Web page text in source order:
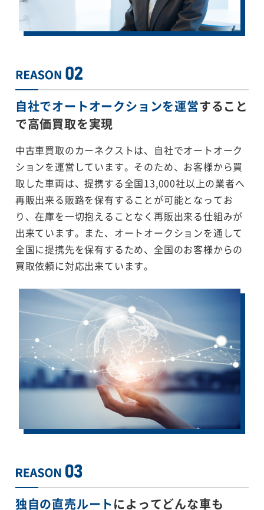
自社でオートオークションを運営すること
で高価買取を実現
中古車買取のカーネクストは、自社でオートオーク
ションを運営しています。そのため、お客様から買
取した車両は、提携する全国13,000社以上の業者へ
再販出来る販路を保有することが可能となってお
り、在庫を一切抱えることなく再販出来る仕組みが
出来ています。また、オートオークションを通して
全国に提携先を保有するため、全国のお客様からの
買取依頼に対応出来ています。
独自の直売ルートによってどんな車も